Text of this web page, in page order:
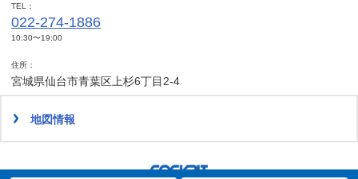
TEL
022-274-1886
10:30〜19:00
住所
宮城県仙台市青葉区上杉6丁目2-4
地図情報